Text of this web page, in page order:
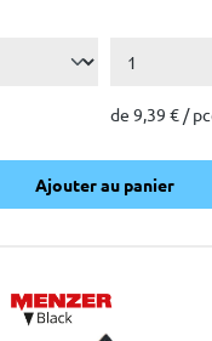
de 9,39 € /
Ajouter au panier
Ajouter au panier